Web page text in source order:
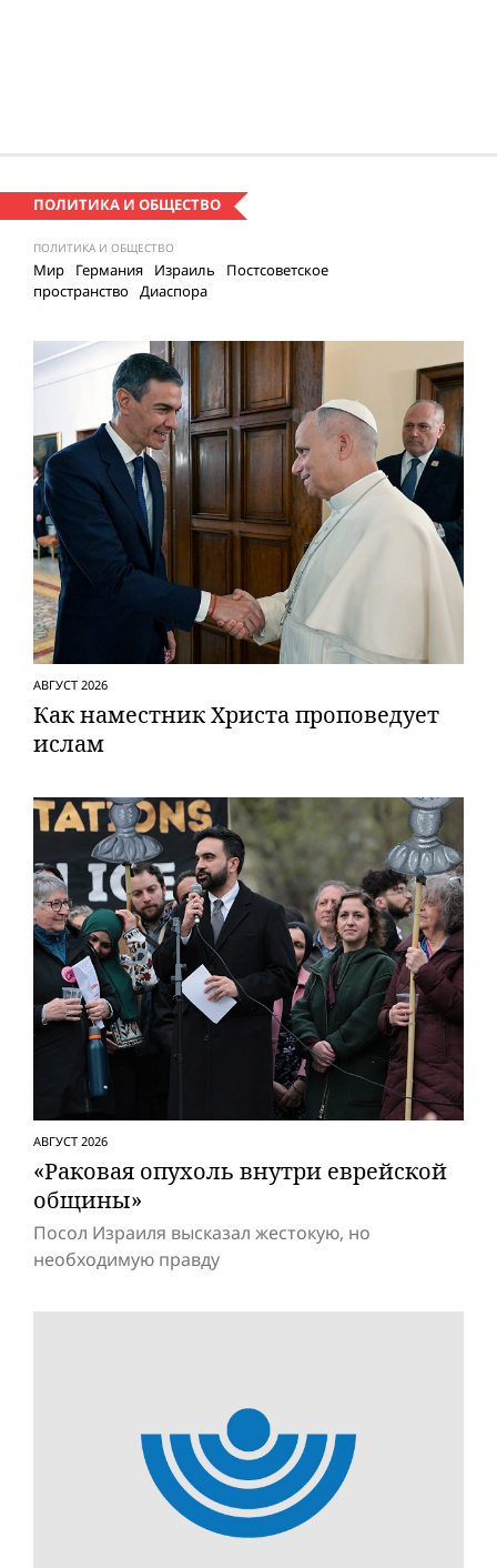
ПОЛИТИКА И ОБЩЕСТВО
ПОЛИТИКА И ОБЩЕСТВО
Мир Германия Израиль
Постсоветское
пространство Диаспора
АВГУСТ 2026
Как наместник Христа проповедует
ислам
АВГУСТ 2026
«Раковая опухоль внутри еврейской
общины»
Посол Израиля высказал жестокую, но
необходимую правду